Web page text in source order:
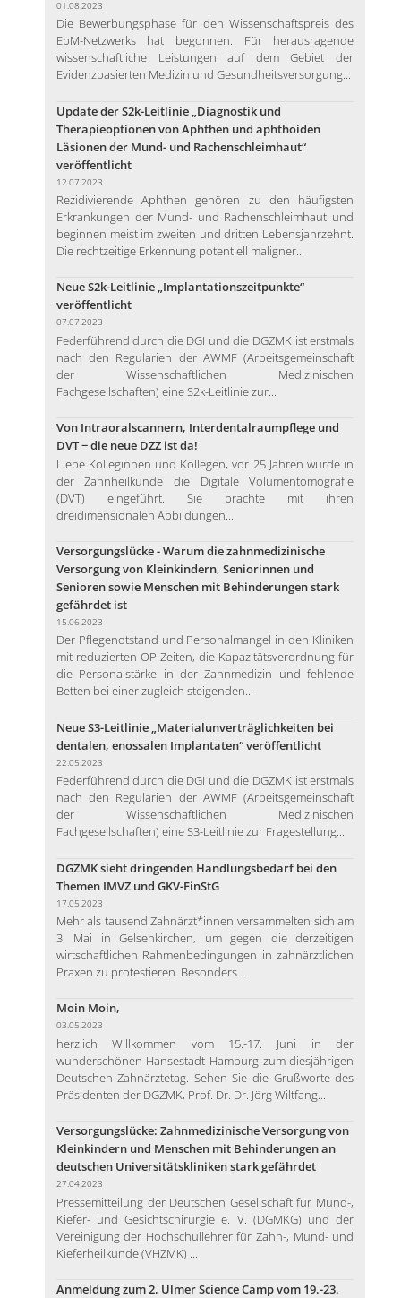
01.08.2023
Die Bewerbungsphase für den Wissenschaftspreis des
EbM-Netzwerks hat begonnen. Für herausragende
wissenschaftliche Leistungen auf dem Gebiet der
Evidenzbasierten Medizin und Gesundheitsversorgung...
Update der S2k-Leitlinie „Diagnostik und
Therapieoptionen von Aphthen und aphthoiden
Läsionen der Mund- und Rachenschleimhaut“
veröffentlicht
12.07.2023
Rezidivierende Aphthen gehören zu den häufigsten
Erkrankungen der Mund- und Rachenschleimhaut und
beginnen meist im zweiten und dritten Lebensjahrzehnt.
Die rechtzeitige Erkennung potentiell maligner...
Neue S2k-Leitlinie „Implantationszeitpunkte“
veröffentlicht
07.07.2023
Federführend durch die DGI und die DGZMK ist erstmals
nach den Regularien der AWMF (Arbeitsgemeinschaft
der Wissenschaftlichen Medizinischen
Fachgesellschaften) eine S2k-Leitlinie zur...
Von Intraoralscannern, Interdentalraumpflege und
DVT − die neue DZZ ist da!
Liebe Kolleginnen und Kollegen, vor 25 Jahren wurde in
der Zahnheilkunde die Digitale Volumentomografie
(DVT) eingeführt. Sie brachte mit ihren
dreidimensionalen Abbildungen...
Versorgungslücke - Warum die zahnmedizinische
Versorgung von Kleinkindern, Seniorinnen und
Senioren sowie Menschen mit Behinderungen stark
gefährdet ist
15.06.2023
Der Pflegenotstand und Personalmangel in den Kliniken
mit reduzierten OP-Zeiten, die Kapazitätsverordnung für
die Personalstärke in der Zahnmedizin und fehlende
Betten bei einer zugleich steigenden...
Neue S3-Leitlinie „Materialunverträglichkeiten bei
dentalen, enossalen Implantaten“ veröffentlicht
22.05.2023
Federführend durch die DGI und die DGZMK ist erstmals
nach den Regularien der AWMF (Arbeitsgemeinschaft
der Wissenschaftlichen Medizinischen
Fachgesellschaften) eine S3-Leitlinie zur Fragestellung...
DGZMK sieht dringenden Handlungsbedarf bei den
Themen IMVZ und GKV-FinStG
17.05.2023
Mehr als tausend Zahnärzt*innen versammelten sich am
3. Mai in Gelsenkirchen, um gegen die derzeitigen
wirtschaftlichen Rahmenbedingungen in zahnärztlichen
Praxen zu protestieren. Besonders...
Moin Moin,
03.05.2023
herzlich Willkommen vom 15.-17. Juni in der
wunderschönen Hansestadt Hamburg zum diesjährigen
Deutschen Zahnärztetag. Sehen Sie die Grußworte des
Präsidenten der DGZMK, Prof. Dr. Dr. Jörg Wiltfang...
Versorgungslücke: Zahnmedizinische Versorgung von
Kleinkindern und Menschen mit Behinderungen an
deutschen Universitätskliniken stark gefährdet
27.04.2023
Pressemitteilung der Deutschen Gesellschaft für Mund-,
Kiefer- und Gesichtschirurgie e. V. (DGMKG) und der
Vereinigung der Hochschullehrer für Zahn-, Mund- und
Kieferheilkunde (VHZMK) ...
Anmeldung zum 2. Ulmer Science Camp vom 19.-23.